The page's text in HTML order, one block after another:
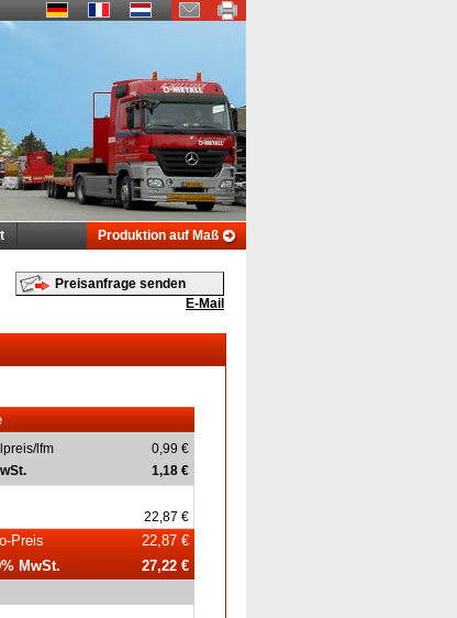
Produktion auf Maß
Preisanfrage senden
E-Mail
lfm
0,99 €
1,18 €
22,87 €
Preis
22,87 €
MwSt.
27,22 €